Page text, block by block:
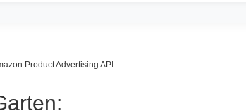
Product Advertising API